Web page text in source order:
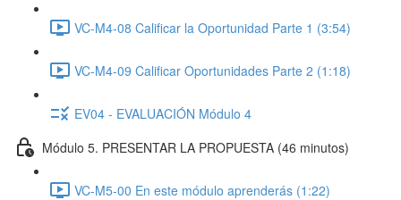
VC-M4-08 Calificar la Oportunidad Parte 1 (3:54)
VC-M4-09 Calificar Oportunidades Parte 2 (1:18)
EV04 - EVALUACIÓN Módulo 4
Módulo 5. PRESENTAR LA PROPUESTA (46 minutos)
VC-M5-00 En este módulo aprenderás (1:22)